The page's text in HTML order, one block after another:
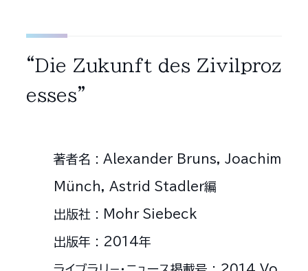
“Die Zukunft des Zivilproz
esses”
著者名 : Alexander Bruns, Joachim
Münch, Astrid Stadler編
出版社 : Mohr Siebeck
出版年 : 2014年